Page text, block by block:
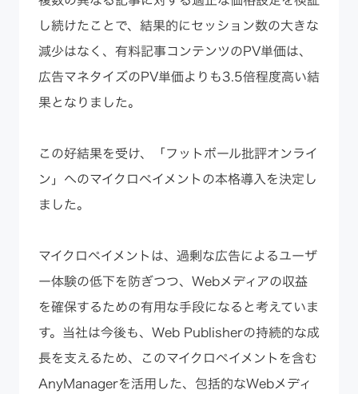
し続けたことで、結果的にセッション数の大きな
減少はなく、有料記事コンテンツのPV単価は、
広告マネタイズのPV単価よりも3.5倍程度高い結
果となりました。
この好結果を受け、「フットボール批評オンライ
ン」へのマイクロペイメントの本格導入を決定し
ました。
マイクロペイメントは、過剰な広告によるユーザ
ー体験の低下を防ぎつつ、Webメディアの収益
を確保するための有用な手段になると考えていま
す。当社は今後も、Web Publisherの持続的な成
長を支えるため、このマイクロペイメントを含む
AnyManagerを活用した、包括的なWebメディ